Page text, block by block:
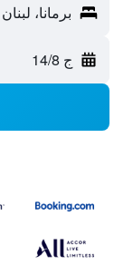
برمانا، لبنان
ج 14/8